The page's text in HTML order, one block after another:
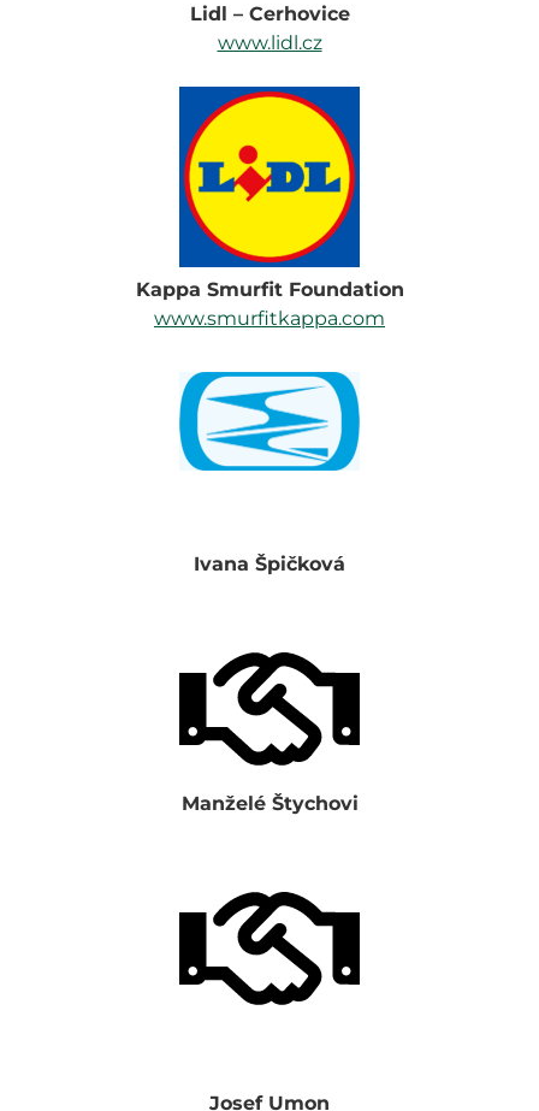
Lidl – Cerhovice
www.lidl.cz
Kappa Smurfit Foundation
www.smurfitkappa.com
Ivana Špičková
Manželé Štychovi
Josef Umon